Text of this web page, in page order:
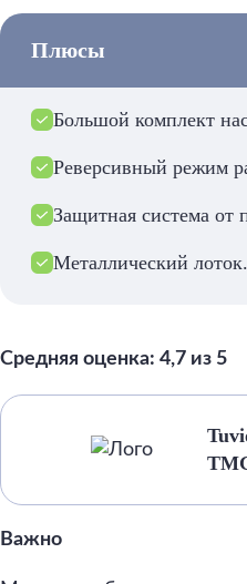
Плюсы
Большой комплект
Реверсивный режим
Защитная система от
Металлический лоток.
Средняя оценка: 4,7 из 5
Важно